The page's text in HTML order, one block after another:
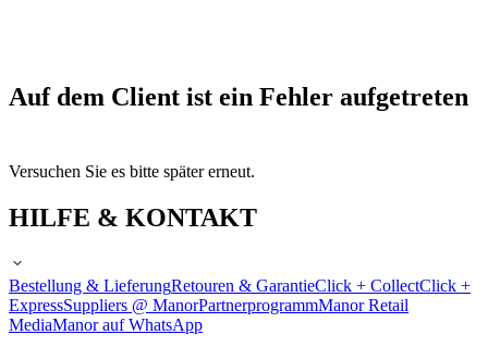
Auf dem Client ist ein Fehler aufgetreten
Versuchen Sie es bitte später erneut.
HILFE & KONTAKT
Bestellung & LieferungRetouren & GarantieClick + CollectClick +
ExpressSuppliers @ ManorPartnerprogrammManor Retail
MediaManor auf WhatsApp